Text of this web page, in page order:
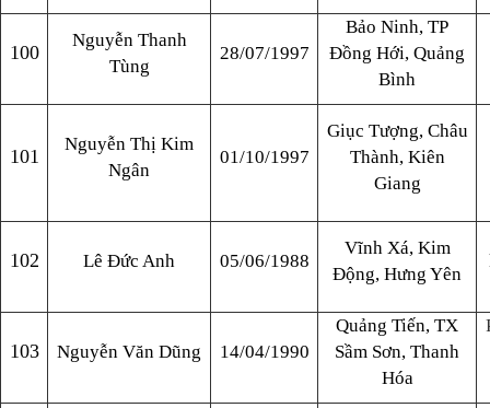
100
Nguyễn Thanh
Tùng
28/07/1997
Bảo Ninh, TP
Đồng Hới, Quảng
Bình
101
Nguyễn Thị Kim
Ngân
01/10/1997
Giục Tượng, Châu
Thành, Kiên
Giang
102 Lê Đức Anh 05/06/1988
Vĩnh Xá, Kim
Động, Hưng Yên
103 Nguyễn Văn Dũng 14/04/1990
Quảng Tiến, TX
Sầm Sơn, Thanh
Hóa